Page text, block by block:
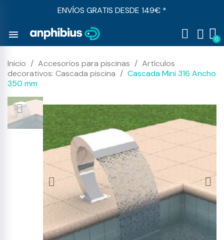
ENVÍOS GRATIS DESDE 149€ *
menu
Inicio Accesorios para piscinas
Artículos
decorativos: Cascada piscina
Cascada Mini 316 Ancho
350 mm